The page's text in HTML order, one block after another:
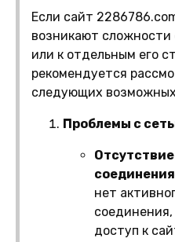
Если сайт
возникают сложности
или к отдельным его
рекомендуется
следующих
Проблемы с
нет
доступ к